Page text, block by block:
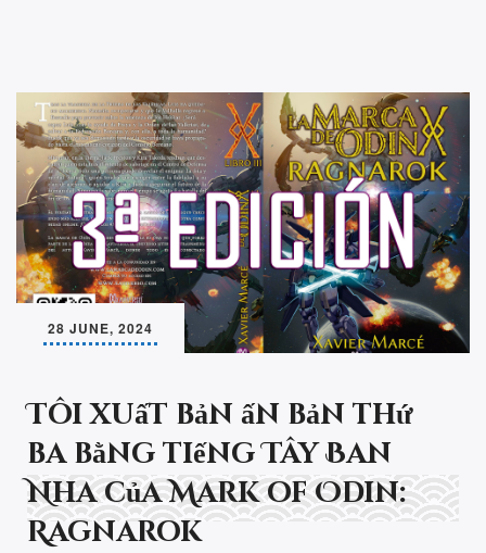
28 JUNE, 2024
Tôi xuất bản ấn bản thứ
ba bằng tiếng Tây Ban
Nha của Mark of Odin:
Ragnarok